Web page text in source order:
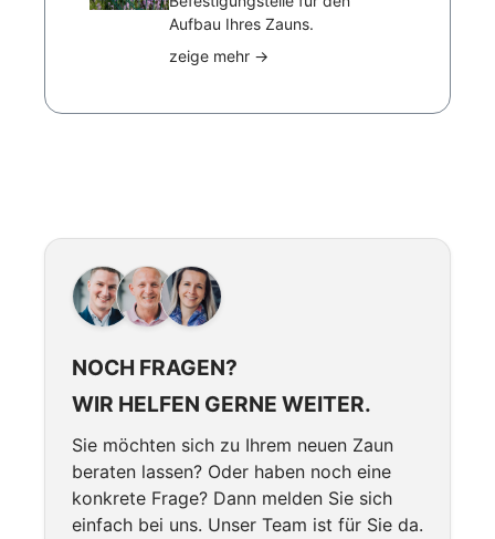
Aufbau Ihres Zauns.
zeige mehr →
NOCH FRAGEN?
WIR HELFEN GERNE WEITER.
Sie möchten sich zu Ihrem neuen Zaun
beraten lassen? Oder haben noch eine
konkrete Frage? Dann melden Sie sich
einfach bei uns. Unser Team ist für Sie da.